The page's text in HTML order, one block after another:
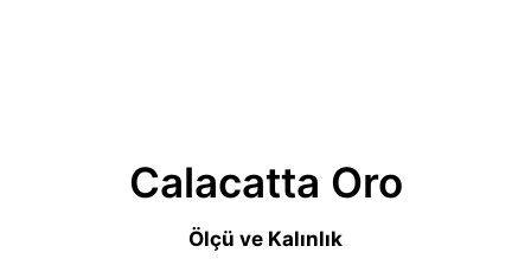
Calacatta Oro
Ölçü ve Kalınlık